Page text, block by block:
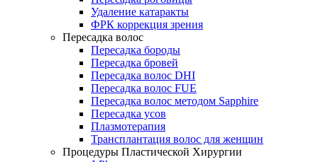
Удаление катаракты
ФРК коррекция зрения
Пересадка волос
Пересадка бороды
Пересадка бровей
Пересадка волос DHI
Пересадка волос FUE
Пересадка волос методом Sapphire
Пересадка усов
Плазмотерапия
Трансплантация волос для женщин
Процедуры Пластической Хирургии